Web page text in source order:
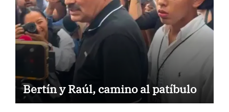
Bertín y Raúl, camino al patíbulo